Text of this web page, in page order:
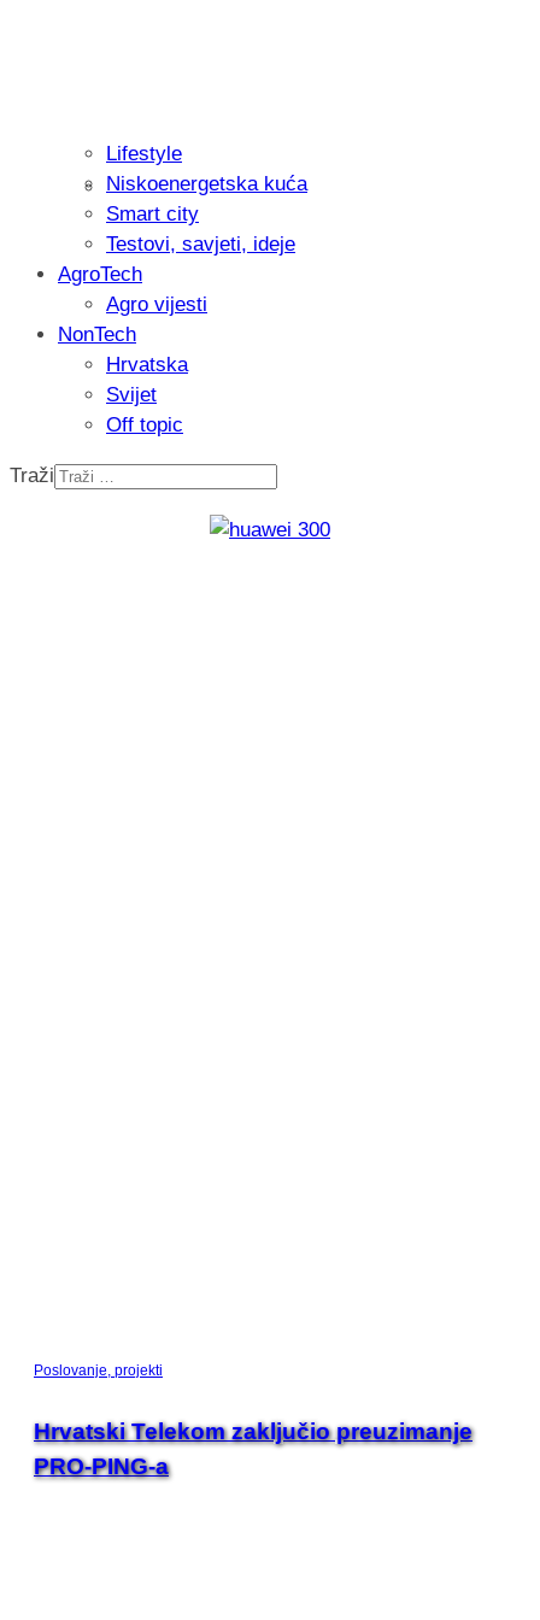
Isprobali smo: Thermostar
Recenzija: Einhell Professional CP-
nikada prije
Lifestyle
Niskoenergetska kuća
Smart city
Testovi, savjeti, ideje
AgroTech
Agro vijesti
NonTech
Hrvatska
Svijet
Off topic
Traži
Poslovanje, projekti
Hrvatski Telekom zaključio preuzimanje
PRO-PING-a